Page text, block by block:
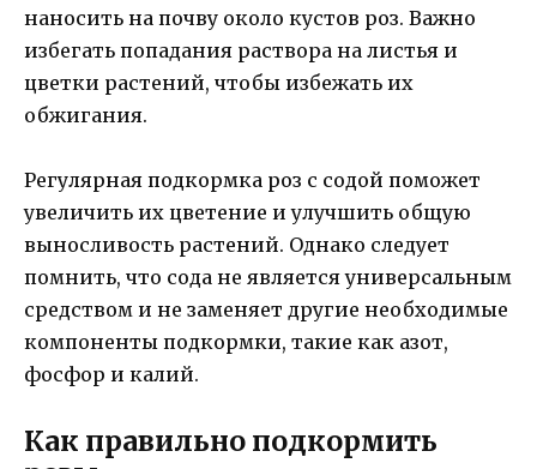
наносить на почву около кустов роз. Важно
избегать попадания раствора на листья и
цветки растений, чтобы избежать их
обжигания.
Регулярная подкормка роз с содой поможет
увеличить их цветение и улучшить общую
выносливость растений. Однако следует
помнить, что сода не является универсальным
средством и не заменяет другие необходимые
компоненты подкормки, такие как азот,
фосфор и калий.
Как правильно подкормить